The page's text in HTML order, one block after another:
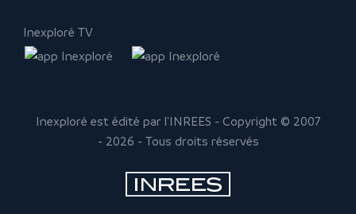
Inexploré TV
Inexploré est édité par l'INREES - Copyright © 2007
- 2026 - Tous droits réservés